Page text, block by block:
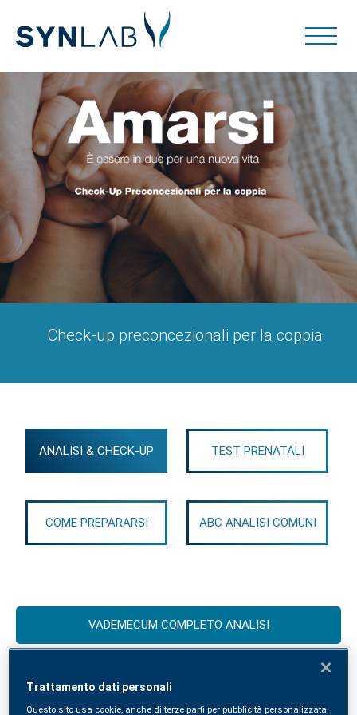
Check-up preconcezionali per la coppia
ANALISI & CHECK-UP TEST PRENATALI
COME PREPARARSI ABC ANALISI COMUNI
VADEMECUM COMPLETO ANALISI
Check-up preconcezionali per la
Trattamento dati personali
Questo sito usa cookie, anche di terze parti per pubblicità personalizzata.